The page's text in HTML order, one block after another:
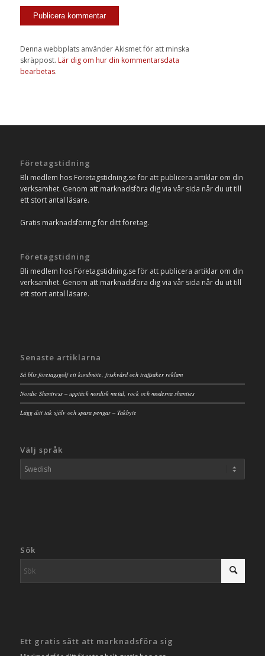
Denna webbplats använder Akismet för att minska
skräppost. Lär dig om hur din kommentarsdata
bearbetas.
Företagstidning
Bli medlem hos Företagstidning.se för att publicera artiklar om din
verksamhet. Genom att marknadsföra dig via vår sida når du ut till
ett stort antal läsare.
Gratis marknadsföring för ditt företag.
Företagstidning
Bli medlem hos Företagstidning.se för att publicera artiklar om din
verksamhet. Genom att marknadsföra dig via vår sida når du ut till
ett stort antal läsare.
Senaste artiklarna
Så blir företagsgolf ett kundmöte, friskvård och träffsäker reklam
Nordic Shantress – upptäck nordisk metal, rock och moderna shanties
Lägg ditt tak själv och spara pengar – Takbyte
Välj språk
Sök
Ett gratis sätt att marknadsföra sig